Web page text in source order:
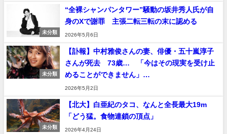
未分類
“全裸シャンパンタワー”騒動の坂井秀人氏が自
身のXで謝罪 主張二転三転の末に認める
2026年5月6日
未分類
【訃報】中村雅俊さんの妻、俳優・五十嵐淳子
さんが死去 73歳… 「今はその現実を受け止
めることができません」…
2026年5月2日
未分類
【北大】白亜紀のタコ、なんと全長最大19m
「どう猛。食物連鎖の頂点」
2026年4月24日